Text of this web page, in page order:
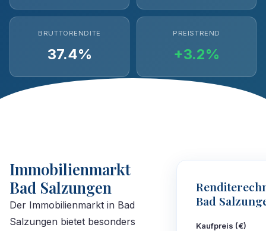
BRUTTORENDITE
37.4%
PREISTREND
+3.2%
Immobilienmarkt
Bad Salzungen
Der Immobilienmarkt in Bad
Salzungen bietet besonders
Bad
Kaufpreis (€)